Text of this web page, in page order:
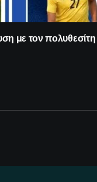
με τον πολυθεσίτη